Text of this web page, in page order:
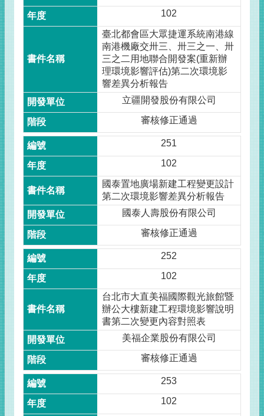
102
臺北都會區大眾捷運系統南港線
南港機廠交卅三、卅三之一、卅
三之二用地聯合開發案(重新辦
理環境影響評估)第二次環境影
響差異分析報告
立疆開發股份有限公司
審核修正通過
251
102
國泰置地廣場新建工程變更設計
第二次環境影響差異分析報告
國泰人壽股份有限公司
審核修正通過
252
102
台北市大直美福國際觀光旅館暨
辦公大樓新建工程環境影響說明
書第二次變更內容對照表
美福企業股份有限公司
審核修正通過
253
102